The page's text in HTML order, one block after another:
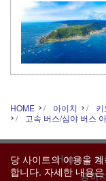
HOME 아이치
고속 버스/심야 버스
당 사이트의 이용을
합니다. 자세한 내용은
Home |
승하